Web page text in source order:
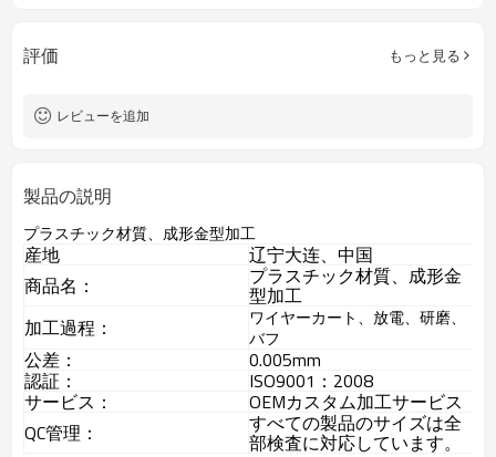
評価 もっと見る
レビューを追加
製品の説明
プラスチック材質、成形金型加工
産地
辽宁大连、中国
商品名：
プラスチック材質、成形金
型加工
加工過程：
ワイヤーカート、放電、研磨、
バフ
公差： 0.005mm
認証： ISO9001：2008
サービス：
OEMカスタム加工サービス
QC管理：
すべての製品のサイズは全
部検査に対応しています。